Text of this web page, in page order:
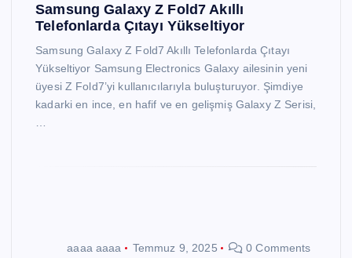
Samsung Galaxy Z Fold7 Akıllı
Telefonlarda Çıtayı Yükseltiyor
Samsung Galaxy Z Fold7 Akıllı Telefonlarda Çıtayı
Yükseltiyor Samsung Electronics Galaxy ailesinin yeni
üyesi Z Fold7’yi kullanıcılarıyla buluşturuyor. Şimdiye
kadarki en ince, en hafif ve en gelişmiş Galaxy Z Serisi,
aaaa aaaa Temmuz 9, 2025 0 Comments